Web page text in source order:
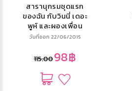
สารานุกรมชุดแรก
ของฉัน กับวินนี่ เดอะ
พูห์ และผองเพื่อน
สัตว์โลก แมลงและ
First
Encyclopedia
with Winnie the
Pooh and
วันที่ออก 22/06/2015
115.0098฿